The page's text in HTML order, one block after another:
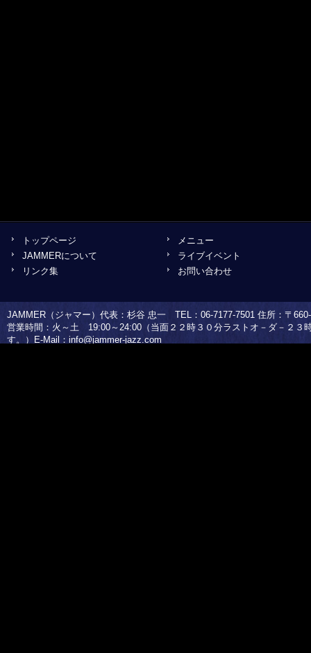
トップページ
JAMMERについて
リンク集
メニュー
ライブイベント
お問い合わせ
JAMMER（ジャマー）代表：杉谷 忠一 TEL：06-7177-7501 住所：〒
営業時間：火～土 19:00～24:00（当面２２時３０分ラストオ－ダ－２
す。）E-Mail： info@jammer-jazz.com